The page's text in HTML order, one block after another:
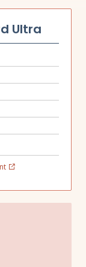
toilet.
løber lige forbi
Ultra